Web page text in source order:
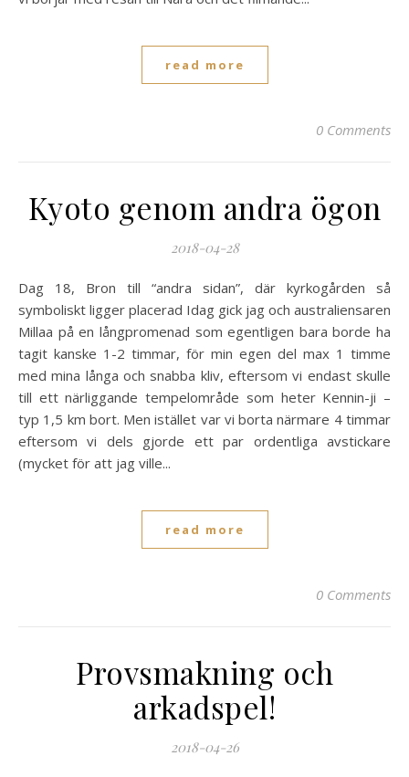
read more
0 Comments
Kyoto genom andra ögon
2018-04-28
Dag 18, Bron till “andra sidan”, där kyrkogården så
symboliskt ligger placerad Idag gick jag och australiensaren
Millaa på en långpromenad som egentligen bara borde ha
tagit kanske 1-2 timmar, för min egen del max 1 timme
med mina långa och snabba kliv, eftersom vi endast skulle
till ett närliggande tempelområde som heter Kennin-ji –
typ 1,5 km bort. Men istället var vi borta närmare 4 timmar
eftersom vi dels gjorde ett par ordentliga avstickare
(mycket för att jag ville...
read more
0 Comments
Provsmakning och
arkadspel!
2018-04-26